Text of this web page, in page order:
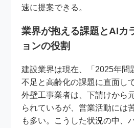
速に提案できる。
業界が抱える課題とAIカ
ョンの役割
建設業界は現在、「2025年問
不足と高齢化の課題に直面し
外壁工事業者は、下請けから
られているが、営業活動には
も多い。こうした状況の中、